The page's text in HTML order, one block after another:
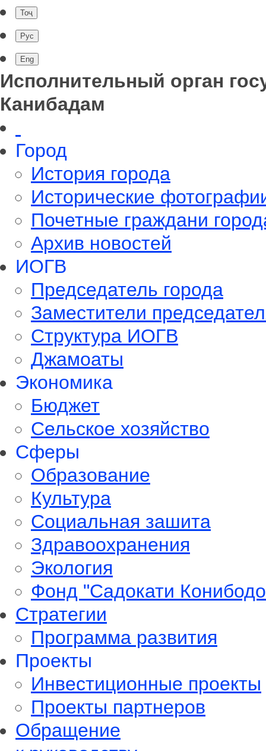
Исполнительный орган
Канибадам
Город
История города
Исторические
Почетные граждани
Архив новостей
ИОГВ
Председатель города
Заместители
Структура ИОГВ
Джамоаты
Экономика
Бюджет
Сельское хозяйство
Сферы
Обрaзование
Культура
Социальная зашита
Здравоохранения
Экология
Фонд "Садокати
Стратегии
Программа развития
Проекты
Инвестиционные проекты
Проекты партнеров
Обращение